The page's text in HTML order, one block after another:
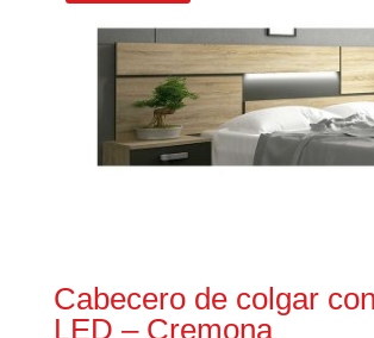
Cabecero de colgar
LED – Cremona